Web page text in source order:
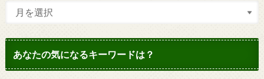
あなたの気になるキーワードは？